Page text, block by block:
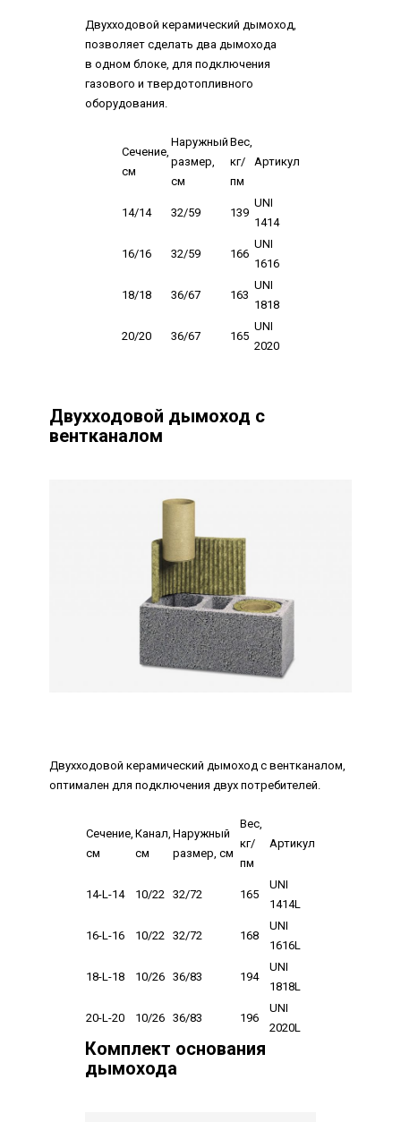
Двухходовой керамический дымоход,
позволяет сделать два дымохода
в одном блоке, для подключения
газового и твердотопливного
оборудования.
Сечение,
см
Наружный
размер,
см
Вес,
кг/
пм
Артикул
14/14 32/59 139
UNI
1414
16/16 32/59 166
UNI
1616
18/18 36/67 163
UNI
1818
20/20 36/67 165
UNI
2020
Двухходовой дымоход с
вентканалом
Двухходовой керамический дымоход с вентканалом,
оптимален для подключения двух потребителей.
Сечение,
см
Канал,
см
Наружный
размер, см
Вес,
кг/
пм
Артикул
14-L-14 10/22 32/72 165
UNI
1414L
16-L-16 10/22 32/72 168
UNI
1616L
18-L-18 10/26 36/83 194
UNI
1818L
20-L-20 10/26 36/83 196
UNI
2020L
Комплект основания
дымохода